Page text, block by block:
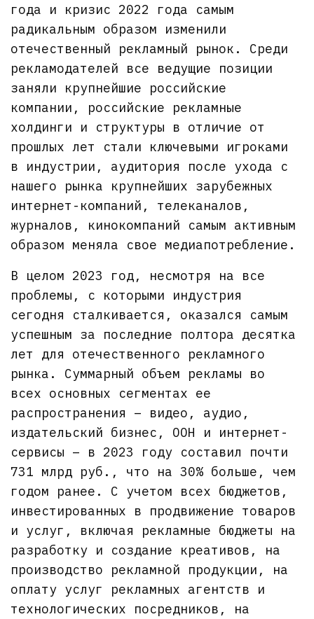
года и кризис 2022 года самым
радикальным образом изменили
отечественный рекламный рынок. Среди
рекламодателей все ведущие позиции
заняли крупнейшие российские
компании, российские рекламные
холдинги и структуры в отличие от
прошлых лет стали ключевыми игроками
в индустрии, аудитория после ухода с
нашего рынка крупнейших зарубежных
интернет-компаний, телеканалов,
журналов, кинокомпаний самым активным
образом меняла свое медиапотребление.
В целом 2023 год, несмотря на все
проблемы, с которыми индустрия
сегодня сталкивается, оказался самым
успешным за последние полтора десятка
лет для отечественного рекламного
рынка. Суммарный объем рекламы во
всех основных сегментах ее
распространения – видео, аудио,
издательский бизнес, OOH и интернет-
сервисы – в 2023 году составил почти
731 млрд руб., что на 30% больше, чем
годом ранее. С учетом всех бюджетов,
инвестированных в продвижение товаров
и услуг, включая рекламные бюджеты на
разработку и создание креативов, на
производство рекламной продукции, на
оплату услуг рекламных агентств и
технологических посредников, на